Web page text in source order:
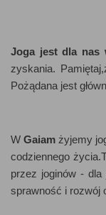
Joga jest dla nas
zyskania.
Pożądana jest
W Gaiam żyjemy
codziennego
przez joginów - dla
sprawność i rozwój